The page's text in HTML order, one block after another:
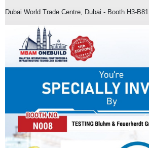
Dubai World Trade Centre, Dubai - Booth H3-B81